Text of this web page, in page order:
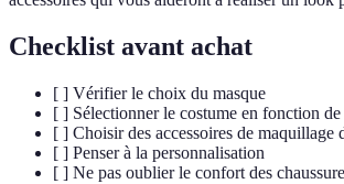
Checklist avant achat
[ ] Vérifier le choix du masque
[ ] Sélectionner le costume en fonction
[ ] Choisir des accessoires de maquillage
[ ] Penser à la personnalisation
[ ] Ne pas oublier le confort des